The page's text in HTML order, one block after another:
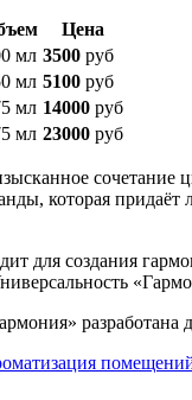
Цена
мл 3500 руб
мл 5100 руб
мл 14000 руб
мл 23000 руб
сочетание
которая придаёт
для создания
разработана